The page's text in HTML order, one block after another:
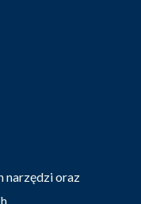
narzędzi oraz